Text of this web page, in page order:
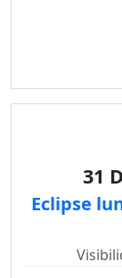
31
Eclipse